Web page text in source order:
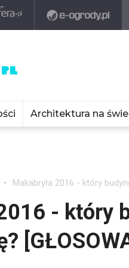
Architektura na
Makabryła 2016 - który
- który